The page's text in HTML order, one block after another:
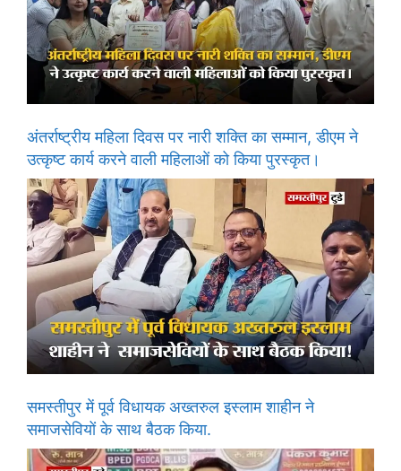
अंतर्राष्ट्रीय महिला दिवस पर नारी शक्ति का सम्मान, डीएम ने
उत्कृष्ट कार्य करने वाली महिलाओं को किया पुरस्कृत।
समस्तीपुर में पूर्व विधायक अख्तरुल इस्लाम शाहीन ने
समाजसेवियों के साथ बैठक किया.